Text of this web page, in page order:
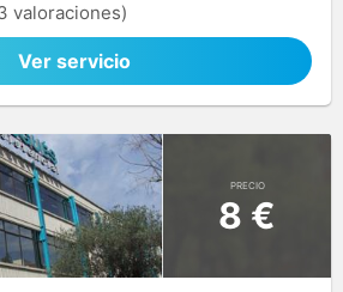
valoraciones)
Ver servicio
PRECIO
8 €